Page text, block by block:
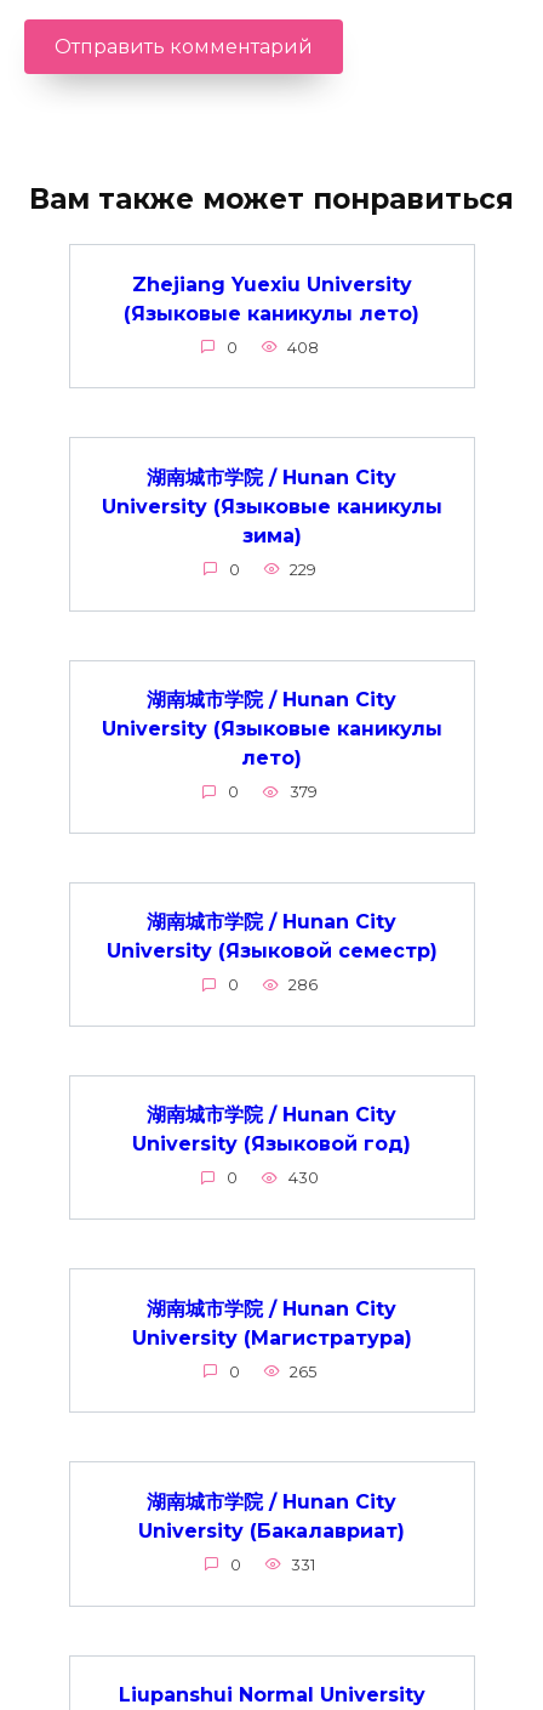
Вам также может понравиться
Zhejiang Yuexiu University
(Языковые каникулы лето)
0 408
湖南城市学院 / Hunan City
University (Языковые каникулы
зима)
0 229
湖南城市学院 / Hunan City
University (Языковые каникулы
лето)
0 379
湖南城市学院 / Hunan City
University (Языковой семестр)
0 286
湖南城市学院 / Hunan City
University (Языковой год)
0 430
湖南城市学院 / Hunan City
University (Магистратура)
0 265
湖南城市学院 / Hunan City
University (Бакалавриат)
0 331
Liupanshui Normal University